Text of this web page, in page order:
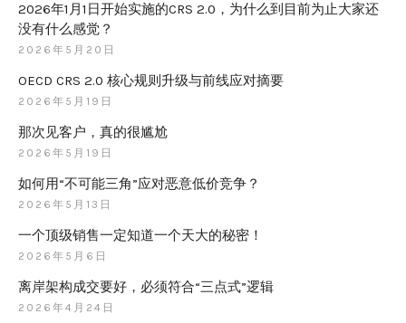
2026年1月1日开始实施的CRS 2.0，为什么到目前为止大家还
没有什么感觉？
2026年5月20日
OECD CRS 2.0 核心规则升级与前线应对摘要
2026年5月19日
那次见客户，真的很尴尬
2026年5月19日
如何用“不可能三角”应对恶意低价竞争？
2026年5月13日
一个顶级销售一定知道一个天大的秘密！
2026年5月6日
离岸架构成交要好，必须符合“三点式”逻辑
2026年4月24日